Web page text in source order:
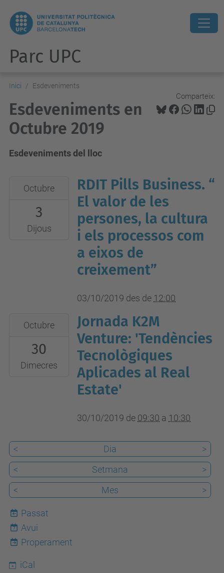
Parc UPC
Inici Esdeveniments
Comparteix:
Esdeveniments en
Octubre 2019
Esdeveniments del lloc
2019-
03T12:00:00+02:00
2019-
03T23:59:59+02:00
Octubre
3
Dijous
RDIT Pills Business. “
El valor de les
persones, la cultura
i els processos com
a eixos de
creixement”
03/10/2019 des de 12:00
2019-
30T09:30:00+01:00
2019-
30T10:30:00+01:00
Octubre
30
Dimecres
Jornada K2M
Venture: 'Tendències
Tecnològiques
Aplicades al Real
Estate'
30/10/2019 de 09:30 a 10:30
< Dia
>
<
Setmana
>
<
Mes >
Passat
7
Avui
Properament
iCal